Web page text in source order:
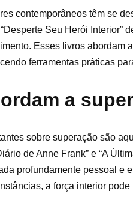
contemporâneos têm se
Seu Herói
Esses livros abordam
ferramentas práticas
a
sobre superação são
de Anne Frank” e “A
profundamente pessoal e
a força interior